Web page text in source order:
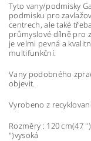
Tyto vany/podmisky
podmisku pro
centrech, ale také
průmyslové dílně pro
je velmi pevná a
multifunkční.
Vany podobného
objevit.
Vyrobeno z
Rozměry : 120 cm(47
")vysoká